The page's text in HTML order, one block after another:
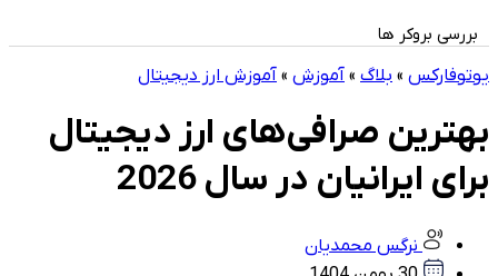
بررسی بروکر ها
یوتوفارکس » بلاگ » آموزش » آموزش ارز دیجیتال
بهترین صرافی‌های ارز دیجیتال
برای ایرانیان در سال 2026
نرگس محمدیان